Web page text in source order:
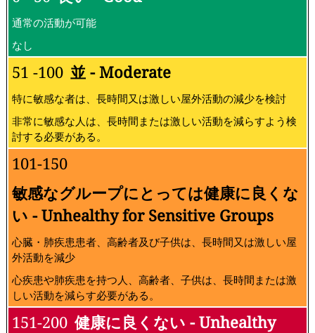
通常の活動が可能
なし
51 -100 並 - Moderate
特に敏感な者は、長時間又は激しい屋外活動の減少を検討
非常に敏感な人は、長時間または激しい活動を減らすよう検
討する必要がある。
101-150
敏感なグループにとっては健康に良くな
い - Unhealthy for Sensitive Groups
心臓・肺疾患患者、高齢者及び子供は、長時間又は激しい屋
外活動を減少
心疾患や肺疾患を持つ人、高齢者、子供は、長時間または激
しい活動を減らす必要がある。
151-200 健康に良くない - Unhealthy